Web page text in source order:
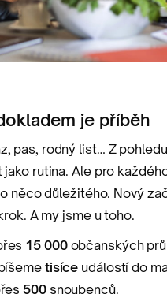
je příběh
pas, rodný list… Z
rutina. Ale pro
něco důležitého. Nový
A my jsme u toho.
15 000občanských
tisíce událostí do
500snoubenců.